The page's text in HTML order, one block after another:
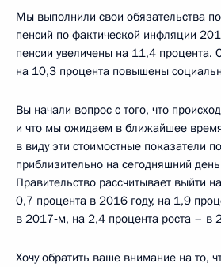
Мы выполнили свои обязательства
пенсий по фактической инфляции
пенсии увеличены на 11,4 процента.
на 10,3 процента повышены
Вы начали вопрос с того, что
и что мы ожидаем в ближайшее
в виду эти стоимостные показатели
приблизительно на сегодняшний
Правительство рассчитывает выйти
0,7 процента в 2016 году, на 1,9
в 2017‑м, на 2,4 процента роста – в
Хочу обратить ваше внимание на то,